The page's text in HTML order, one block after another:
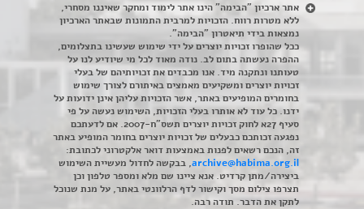
אתר ארכיון "הבימה" הינו אתר לימוד ומחקר שאיננו מסחרי,
ללא מטרות רווח. הזכויות למרבית התמונות שבאתר הארכיון
נמצאות בידי תיאטרון "הבימה".
ככל שהופרו זכויות יוצרים על ידי שימוש שעשינו בתצלומים,
ההפרה נעשתה בתום לב. נודה מאוד לכל מי שיודיע לנו על
טעותנו ונתקנה מיד. אנו מכבדים את זכויותיהם של בעלי
זכויות יוצרים ומשקיעים מאמצים באיתורם לצורך שימוש
בחומרים המופיעים באתר, אשר הזכויות עליהן אינן ידועות על
ידנו. כל עוד לא אותרו בעלי הזכויות, השימוש נעשה על פי
סעיף 27א לחוק זכויות יוצרים תשס"ח-2007. אם לדעתכם
נפגעה זכותכם כבעלים של זכויות יוצרים בחומר המופיע באתר
זה, הנכם רשאים לפנות באמצעות דואר אלקטרוני לכתובת:
archive@habima.org.il, בבקשה לחדול מעשיית השימוש
ביצירה/מתן קרדיט. אנא ציינו שם מלא ומספר טלפון וכן
תצרפו צילום מסך וקישור לדף הרלוונטי באתר, על מנת שנוכל
לתקן את הדבר. תודה רבה.